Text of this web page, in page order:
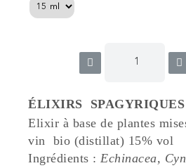
ÉLIXIRS SPAGYRIQUES
Elixir à base de plantes
vin bio (distillat) 15% vol
Ingrédients :Echinacea,